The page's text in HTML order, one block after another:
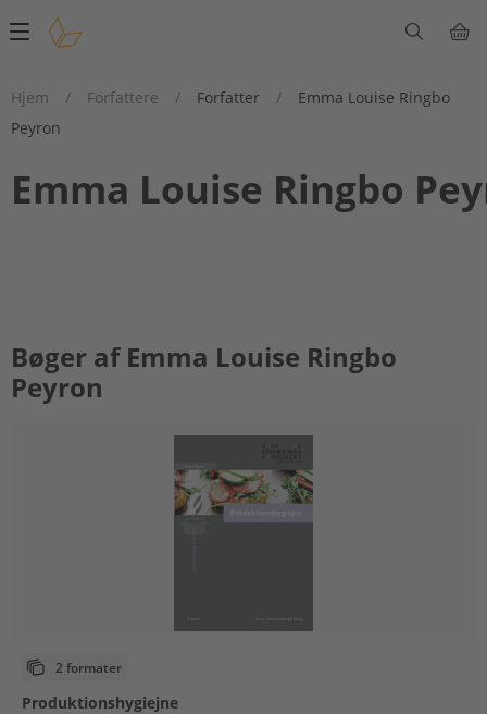
Main
Hjem
/ Forfattere / Forfatter /
Emma Louise Ringbo
Peyron
Emma Louise Ringbo
Bøger af Emma Louise Ringbo
Peyron
2 formater
Produktionshygiejne